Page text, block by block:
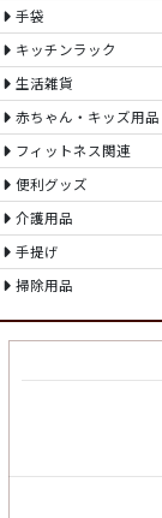
手袋
キッチンラック
生活雑貨
赤ちゃん・キッズ用品
フィットネス関連
便利グッズ
介護用品
手提げ
掃除用品